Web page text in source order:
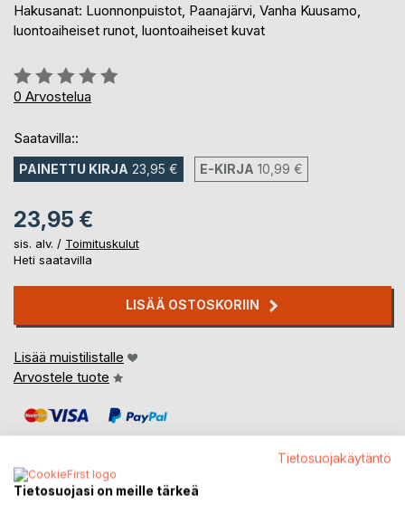
Hakusanat: Luonnonpuistot, Paanajärvi, Vanha Kuusamo,
luontoaiheiset runot, luontoaiheiset kuvat
Arvostelu::
0%
0 Arvostelua
Saatavilla::
PAINETTU KIRJA 23,95 € E-KIRJA 10,99 €
23,95 €
sis. alv. / Toimituskulut
Heti saatavilla
LISÄÄ OSTOSKORIIN
Lisää muistilistalle
Arvostele tuote
Tietosuojakäytäntö
Tietosuojasi on meille tärkeä